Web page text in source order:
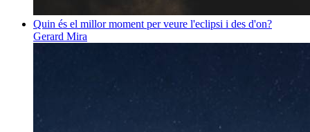
Quin és el millor moment per veure l'eclipsi i des d'on?
Gerard Mira